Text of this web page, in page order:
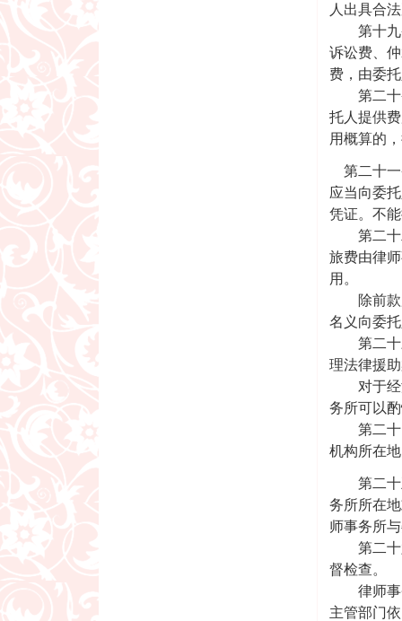
人出具合
第十九条
诉讼费、
费，由委
第二十条
托人提供
用概算的
第二十一
应当向委
凭证。不
第二十二
旅费由律
用。
除前款所
名义向委
第二十三
理法律援
对于经济
务所可以
第二十四
机构所在
第二十五
务所所在
师事务所
第二十六
督检查。
律师事务
主管部门